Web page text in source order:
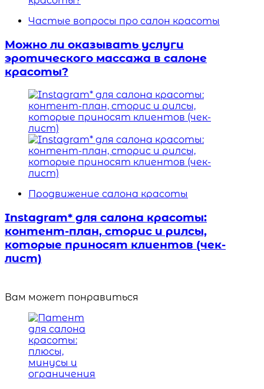
Частые вопросы про салон красоты
Можно ли оказывать услуги
эротического массажа в салоне
красоты?
Продвижение салона красоты
Instagram* для салона красоты:
контент-план, сторис и рилсы,
которые приносят клиентов (чек-
лист)
Вам может понравиться